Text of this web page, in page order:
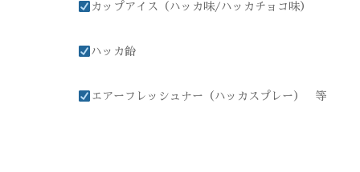
カップアイス（ハッカ味/ハッカチョコ味）
ハッカ飴
エアーフレッシュナー（ハッカスプレー） 等